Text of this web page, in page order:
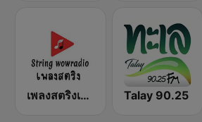
เพลงสตริงเก่า ว้าว เรดิโอ online Talay 90.25